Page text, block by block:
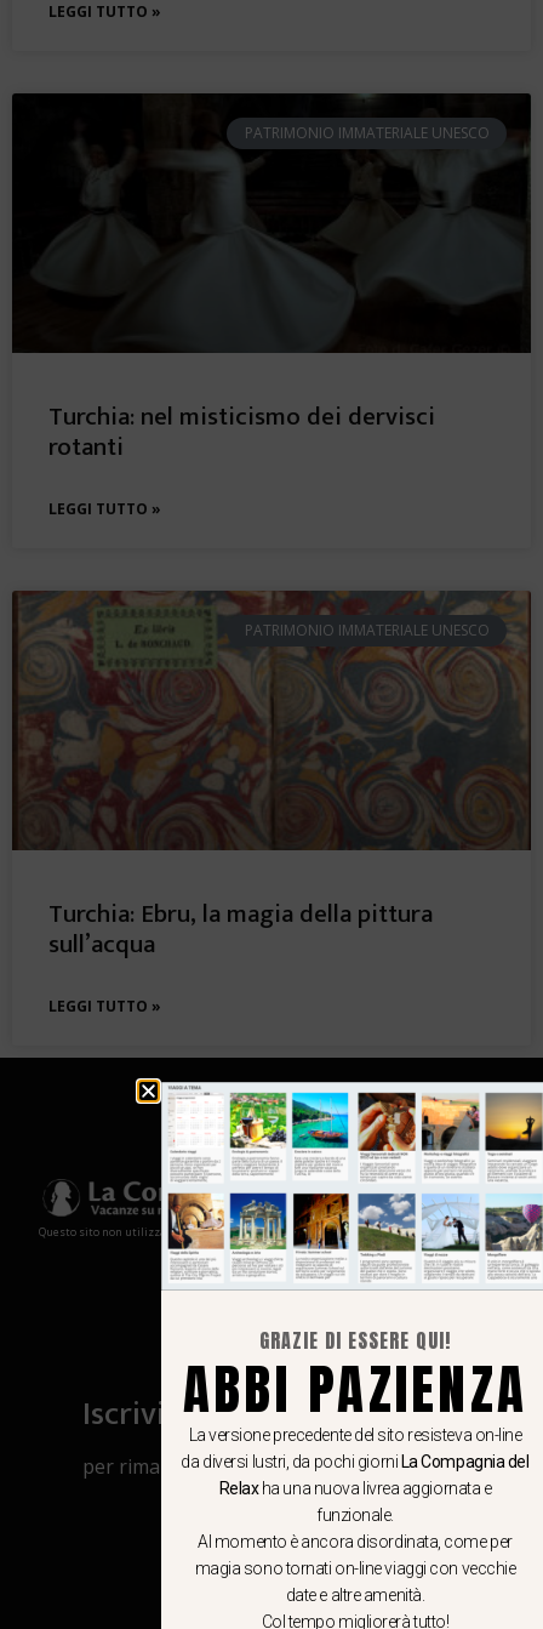
LEGGI TUTTO »
PATRIMONIO IMMATERIALE UNESCO
Turchia: nel misticismo dei dervisci
rotanti
LEGGI TUTTO »
PATRIMONIO IMMATERIALE UNESCO
Turchia: Ebru, la magia della pittura
sull’acqua
LEGGI TUTTO »
Questo sito non utilizza cookies e non memorizza in alcun modo le tue informazioni
Iscriviti al canale Whatsapp
per rimanere aggiornato su viaggi, eventi
e notizie!
CLICCA QUI
GRAZIE DI ESSERE QUI!
ABBI PAZIENZA
La versione precedente del sito resisteva on-line
da diversi lustri, da pochi giorni La Compagnia del
Relaxha una nuova livrea aggiornata e
funzionale.
Al momento è ancora disordinata, come per
magia sono tornati on-line viaggi con vecchie
date e altre amenità.
Col tempo migliorerà tutto!